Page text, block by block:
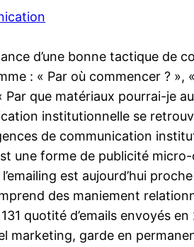
d’une bonne tactique de
: « Par où commencer ? »,
que matériaux pourrai-je
institutionnelle se
de communication
une forme de publicité
est aujourd’hui
des maniement
quotité d’emails envoyés en
marketing, garde en